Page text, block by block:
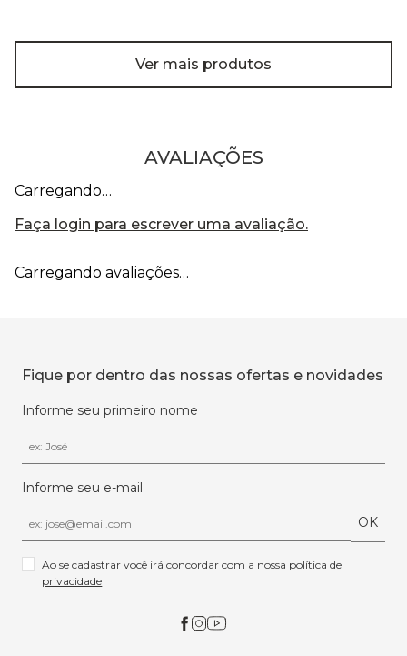
Ver mais produtos
AVALIAÇÕES
Carregando…
Faça login para escrever uma avaliação.
Carregando avaliações…
Fique por dentro das nossas ofertas e novidades
Informe seu primeiro nome
Informe seu e-mail
OK
Ao se cadastrar você irá concordar com a nossa política de
privacidade